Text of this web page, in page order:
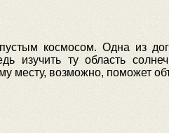
космосом. Одна из
изучить ту область
месту, возможно, поможет